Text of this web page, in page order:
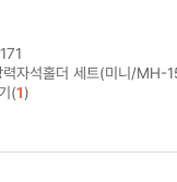
력자석홀더 세트(미니/MH-
(1)